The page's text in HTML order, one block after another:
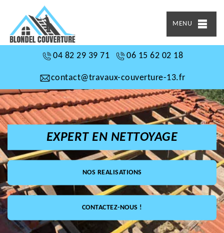
MENU
04 82 29 39 71 06 15 62 02 18
contact@travaux-couverture-13.fr
EXPERT EN NETTOYAGE
NOS REALISATIONS
CONTACTEZ-NOUS !